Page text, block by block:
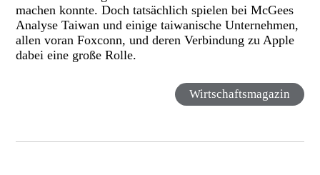
machen konnte. Doch tatsächlich spielen bei McGees
Analyse Taiwan und einige taiwanische Unternehmen,
allen voran Foxconn, und deren Verbindung zu Apple
dabei eine große Rolle.
Wirtschaftsmagazin